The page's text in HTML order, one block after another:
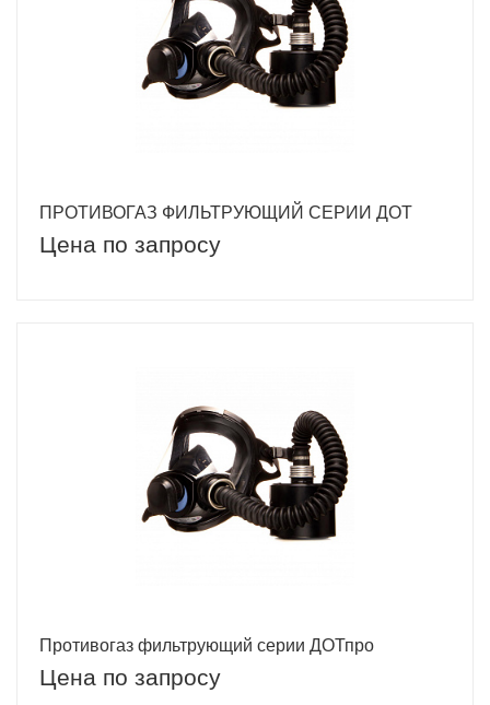
ПРОТИВОГАЗ ФИЛЬТРУЮЩИЙ СЕРИИ ДОТ
Цена по запросу
Противогаз фильтрующий серии ДОТпро
Цена по запросу